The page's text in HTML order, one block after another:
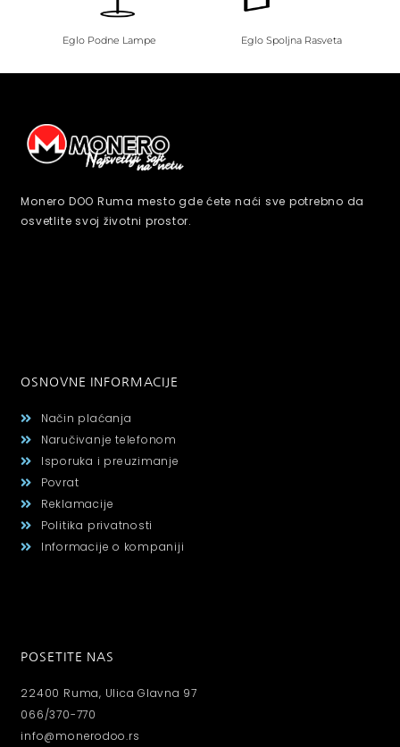
Eglo Podne Lampe Eglo Spoljna Rasveta
Monero DOO Ruma mesto gde ćete naći sve potrebno da
osvetlite svoj životni prostor.
OSNOVNE INFORMACIJE
Način plaćanja
Naručivanje telefonom
Isporuka i preuzimanje
Povrat
Reklamacije
Politika privatnosti
Informacije o kompaniji
POSETITE NAS
22400 Ruma, Ulica Glavna 97
066/370-770
info@monerodoo.rs